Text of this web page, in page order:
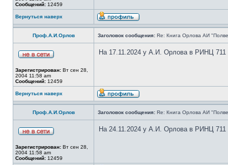
Сообщений: 12459
Вернуться наверх
Проф.А.И.Орлов Заголовок сообщения: Re: Книга Орлова АИ
Зарегистрирован: Вт сен 28,
2004 11:58 am
Сообщений: 12459
На 17.11.2024 у А.И. Орлова в РИНЦ 711
Вернуться наверх
Проф.А.И.Орлов Заголовок сообщения: Re: Книга Орлова АИ
Зарегистрирован: Вт сен 28,
2004 11:58 am
Сообщений: 12459
На 24.11.2024 у А.И. Орлова в РИНЦ 711